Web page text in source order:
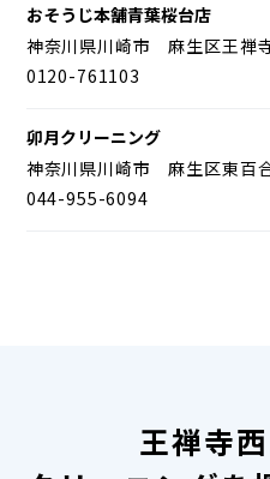
おそうじ本舗青葉桜台店
神奈川県川崎市 麻生区王禅
0120-761103
卯月クリーニング
神奈川県川崎市 麻生区東百
044-955-6094
王禅寺